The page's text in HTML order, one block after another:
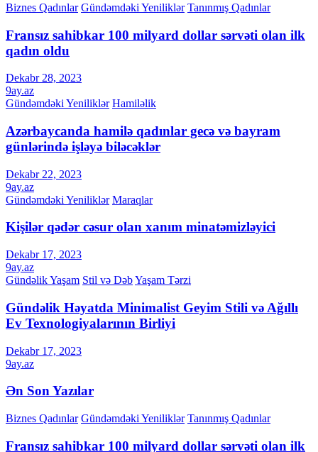
Biznes Qadınlar Gündəmdəki Yeniliklər Tanınmış Qadınlar
Fransız sahibkar 100 milyard dollar sərvəti olan ilk
qadın oldu
Dekabr 28, 2023
9ay.az
Gündəmdəki Yeniliklər Hamiləlik
Azərbaycanda hamilə qadınlar gecə və bayram
günlərində işləyə biləcəklər
Dekabr 22, 2023
9ay.az
Gündəmdəki Yeniliklər Maraqlar
Kişilər qədər cəsur olan xanım minatəmizləyici
Dekabr 17, 2023
9ay.az
Gündəlik Yaşam Stil və DəbYaşam Tərzi
Gündəlik Həyatda Minimalist Geyim Stili və Ağıllı
Ev Texnologiyalarının Birliyi
Dekabr 17, 2023
9ay.az
Ən Son Yazılar
Biznes Qadınlar Gündəmdəki Yeniliklər Tanınmış Qadınlar
Fransız sahibkar 100 milyard dollar sərvəti olan ilk